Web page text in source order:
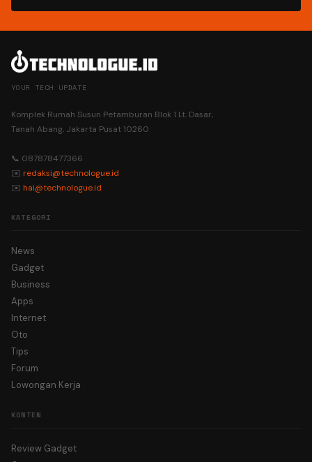
YOUR TECH UPDATE
Komplek Rumah Susun Petamburan Blok 1 Lt. Dasar,
Tanah Abang, Jakarta Pusat 10260
📞 087878477366
✉️ redaksi@technologue.id
✉️ hai@technologue.id
KATEGORI
News
Gadget
Business
Apps
Internet
Oto
Tips
Forum
Lowongan Kerja
KONTEN
Review Gadget